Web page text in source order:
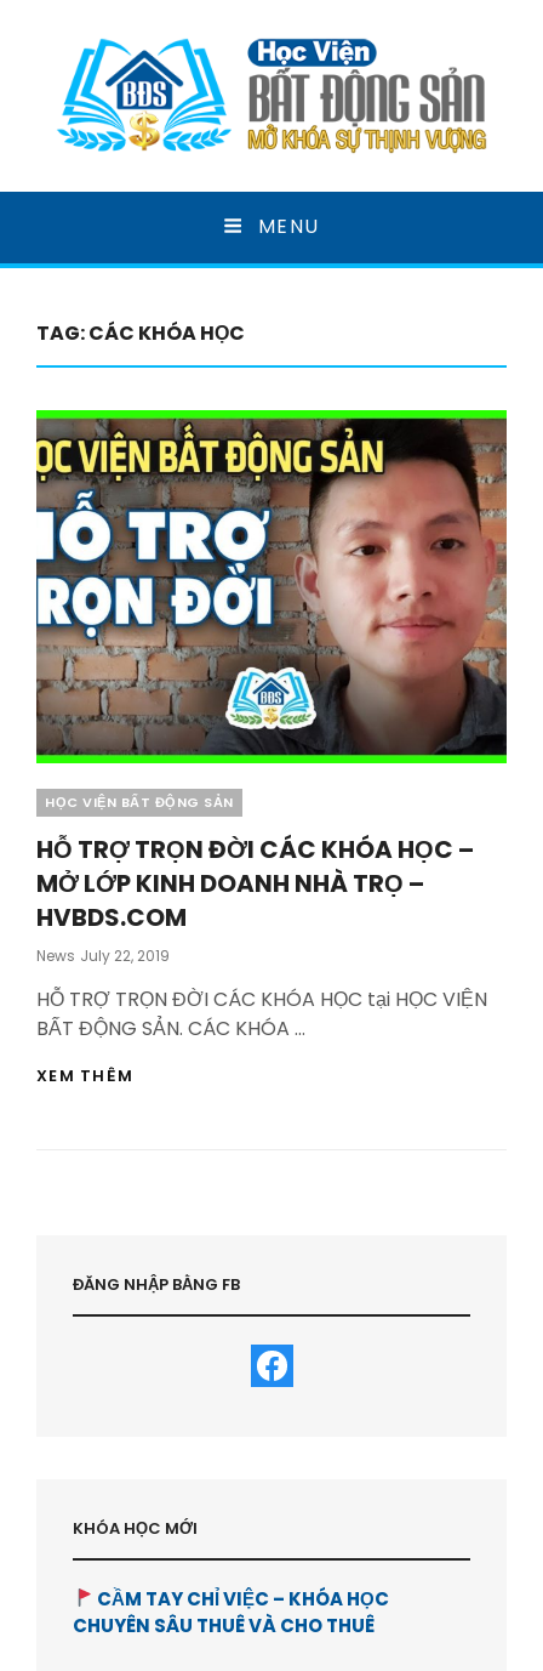
HỌC VIỆN BẤT ĐỘNG
SẢN
MENU
TAG:CÁC KHÓA HỌC
Categories
HỌC VIỆN BẤT ĐỘNG SẢN
HỖ TRỢ TRỌN ĐỜI CÁC KHÓA HỌC –
MỞ LỚP KINH DOANH NHÀ TRỌ –
HVBDS.COM
News Posted
July 22, 2019
HỖ TRỢ TRỌN ĐỜI CÁC KHÓA HỌC tại HỌC VIỆN
BẤT ĐỘNG SẢN. CÁC KHÓA …
XEM THÊM
LỚP
KINH
DOANH
ĐĂNG NHẬP BẰNG FB
KHÓA HỌC MỚI
CẦM TAY CHỈ VIỆC – KHÓA HỌC
CHUYÊN SÂU THUÊ VÀ CHO THUÊ